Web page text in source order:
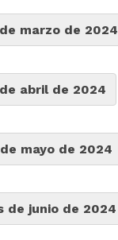
marzo de 2024
abril de 2024
mayo de 2024
de junio de 2024